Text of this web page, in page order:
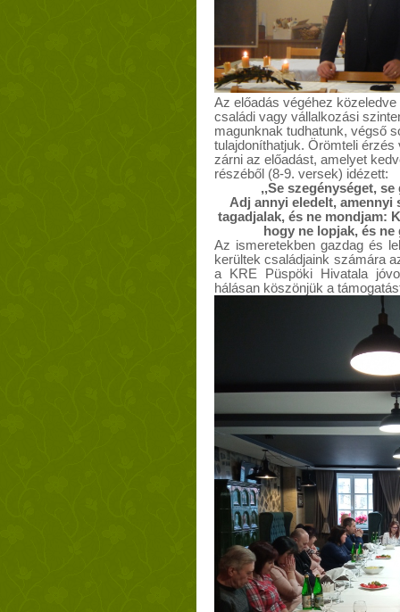
Az előadás végéhez
családi vagy vállalkozási
magunknak tudhatunk, végső
tulajdoníthatjuk. Örömteli
zárni az előadást, amelyet
részéből (8-9. versek) idézett:
,,Se szegénységet,
Adj annyi eledelt, amennyi
tagadjalak, és ne mondjam:
hogy ne lopjak, és
Az ismeretekben gazdag és
kerültek családjaink számára
a KRE Püspöki Hivatala
hálásan köszönjük a